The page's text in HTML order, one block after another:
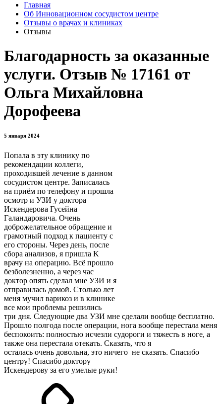
Главная
Об Инновационном сосудистом центре
Отзывы о врачах и клиниках
Отзывы
Благодарность за оказанные
услуги. Отзыв № 17161 от
Ольга Михайловна
Дорофеева
5 января 2024
Попала в эту клинику по
рекомендации коллеги,
проходившей лечение в данном
сосудистом центре. Записалась
на приём по телефону и прошла
осмотр и УЗИ у доктора
Искендерова Гусейна
Галандаровича. Очень
доброжелательное обращение и
грамотный подход к пациенту с
его стороны. Через день, после
сбора анализов, я пришла K
врачу на операцию. Всё прошло
безболезненно, а через час
доктор опять сделал мне УЗИ и я
отправилась домой. Столько лет
меня мучил варикоз и в клинике
все мои проблемы решились
три дня. Следующие два УЗИ мне сделали вообще бесплатно.
Прошло полгода после операции, нога вообще перестала меня
беспокоить: полностью исчезли судороги и тяжесть в ноге, а
также она перестала отекать. Сказать, что я
осталась очень довольна, это ничего не сказать. Спасибо
центру! Спасибо доктору
Искендерову за его умелые руки!